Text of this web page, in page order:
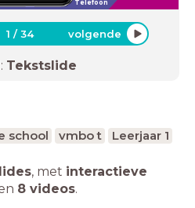
Telefoon
1 /34 volgende
: Tekstslide
school vmbo t Leerjaar 1
, met interactieve
8 videos.